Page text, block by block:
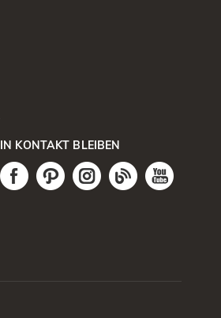
IN KONTAKT BLEIBEN